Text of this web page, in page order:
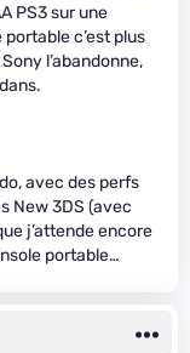
PS3 sur une
c’est plus
l’abandonne,
avec des perfs
New 3DS (avec
j’attende encore
portable…